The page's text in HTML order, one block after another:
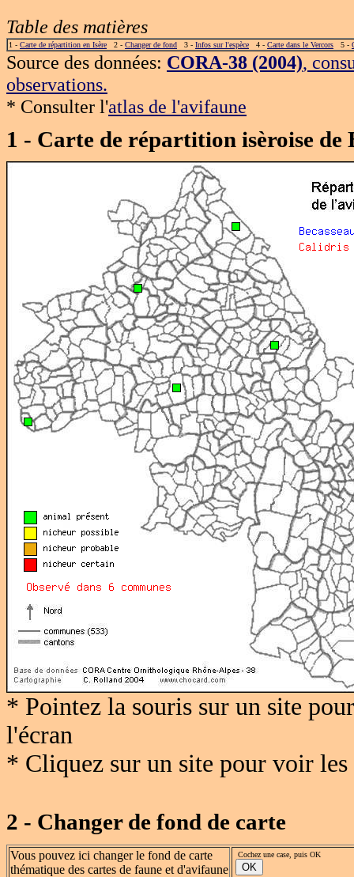
Table des matières
1 - Carte de répartition en Isère 2 - Changer de fond 3 - Infos sur l'espèce 4 - Carte dans le Vercors 5 -
Source des données: CORA-38 (2004),
observations.
* Consulter l'atlas de l'avifaune
1 - Carte de répartition isèroise de
* Pointez la souris sur un site
l'écran
* Cliquez sur un site pour voir les
2 - Changer de fond de carte
Vous pouvez ici changer le fond de carte
thématique des cartes de faune et d'avifaune
Cochez une case, puis OK